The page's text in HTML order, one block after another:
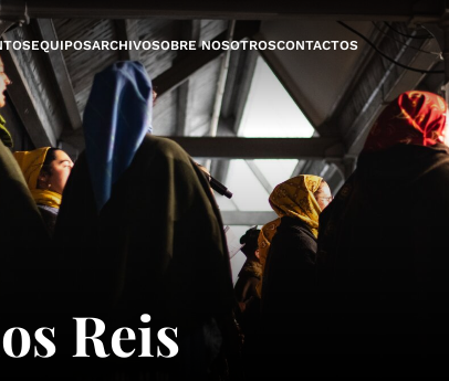
EQUIPOSARCHIVOSOBRE NOSOTROSCONTACTOS
Reis